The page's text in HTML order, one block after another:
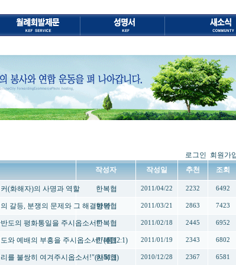
로그인 회원가
작성자 작성일 추천 조회
(화해자)의 사명과 역할 한복협 2011/04/22 2232 6492
갈등, 분쟁의 문제와 그 해결방안
한복협 2011/03/21 2863 7423
도의 평화통일을 주시옵소서!"한복협 2011/02/18 2445 6952
와 예배의 부흥을 주시옵소서!"(롬12:1)
한복협 2011/01/19 2343 6802
를 불쌍히 여겨주시옵소서!"(시51:1)
한복협 2010/12/28 2367 6581